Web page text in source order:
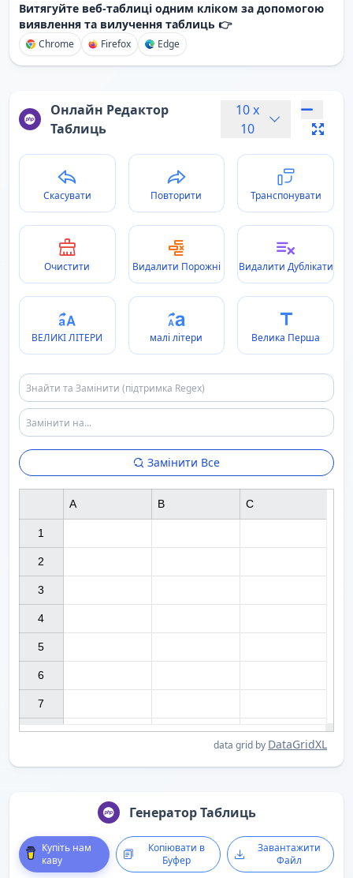
Витягуйте веб-таблиці одним кліком за допомогою
виявлення та вилучення таблиць 👉
Chrome Firefox Edge
Онлайн Редактор
Таблиць
10x
10
Скасувати Повторити Транспонувати
Очистити Видалити Порожні Видалити Дублікати
ВЕЛИКІ ЛІТЕРИ малі літери Велика Перша
Замінити Все
data grid by DataGridXL
1
2
3
4
5
6
7
A B C
Генератор Таблиць
Купіть нам
каву
Копіювати в
Буфер
Завантажити
Файл